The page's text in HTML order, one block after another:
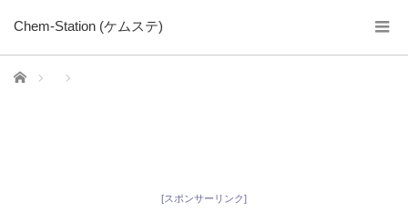
Chem-Station (ケムステ)
ホーム
[スポンサーリンク]